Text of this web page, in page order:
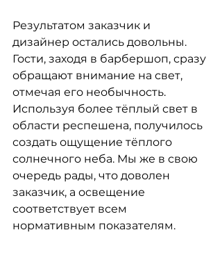
Результатом заказчик и
дизайнер остались довольны.
Гости, заходя в барбершоп, сразу
обращают внимание на свет,
отмечая его необычность.
Используя более тёплый свет в
области респешена, получилось
создать ощущение тёплого
солнечного неба. Мы же в свою
очередь рады, что доволен
заказчик, а освещение
соответствует всем
нормативным показателям.